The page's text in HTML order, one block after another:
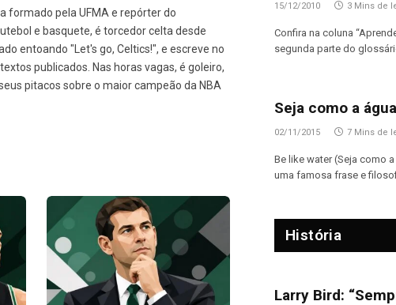
formado pela UFMA e repórter do
e basquete, é torcedor celta desde
entoando "Let's go, Celtics!", e escreve no
publicados. Nas horas vagas, é goleiro,
pitacos sobre o maior campeão da NBA
15/12/2010 3 Mins de
Confira na coluna
segunda parte do
Seja como a água
02/11/2015 7 Mins de
Be like water (Seja como
uma famosa frase e
História
Larry Bird: